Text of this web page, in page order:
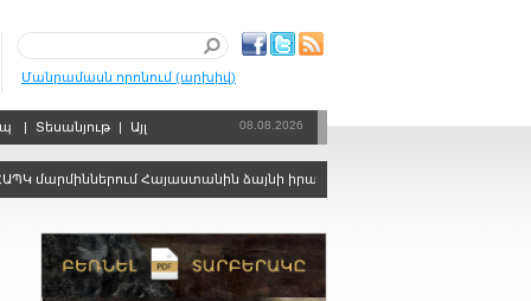
Մանրամասն որոնում (արխիվ)
| Տեսանյութ | Այլ 08.08.2026
Հայաստանին ձայնի իրավունքից զրկելու որոշում